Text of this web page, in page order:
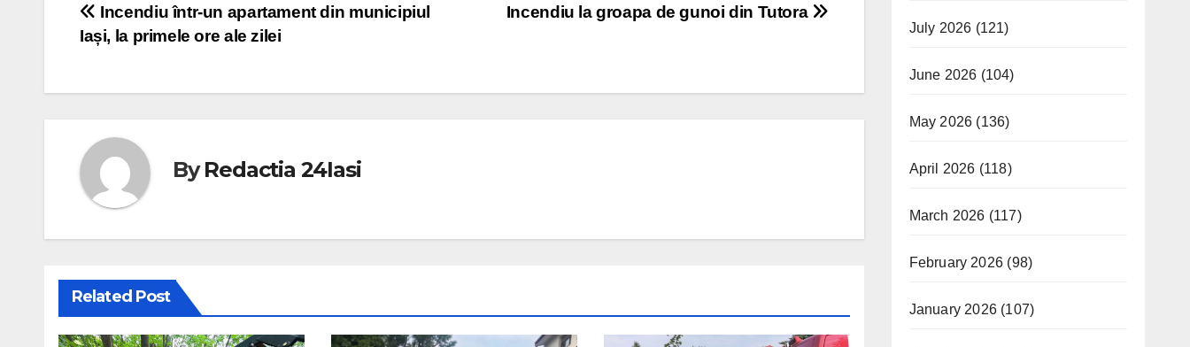
Post
navigation
Incendiu la groapa de gunoi din Tutora
Incendiu într-un apartament din municipiul
Iași, la primele ore ale zilei
ByRedactia 24Iasi
Related Post
July 2026 (121)
June 2026 (104)
May 2026 (136)
April 2026 (118)
March 2026 (117)
February 2026 (98)
January 2026(107)